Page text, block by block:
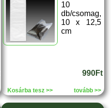
10
db/csomag,
10 x 12,5
cm
990Ft
Kosárba tesz >> tovább >>